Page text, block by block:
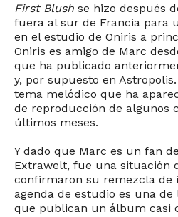
First Blush se hizo después
fuera al sur de Francia para
en el estudio de Oniris a
Oniris es amigo de Marc
que ha publicado
y, por supuesto en Astropolis.
tema melódico que ha
de reproducción de algunos
últimos meses.
Y dado que Marc es un fan
Extrawelt, fue una situación
confirmaron su remezcla de
agenda de estudio es una de
que publican un álbum casi